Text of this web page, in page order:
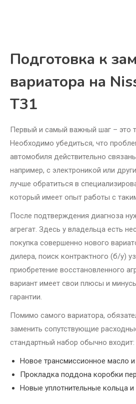
Подготовка к
вариатора на
T31
Первый и самый важный шаг – это
Необходимо убедиться, что
автомобиля действительно
например, с электроникой или
лучше обратиться в
который имеет опыт работы с
После подтверждения диагноза
агрегат. Здесь у владельца есть
покупка совершенно нового
дилера, поиск контрактного (б/у)
приобретение восстановленного
вариант имеет свои плюсы и
гарантии.
Помимо самого вариатора,
заменить сопутствующие
стандартный набор обычно входит:
Новое трансмиссионное масло
Прокладка поддона коробки
Новые уплотнительные кольца и